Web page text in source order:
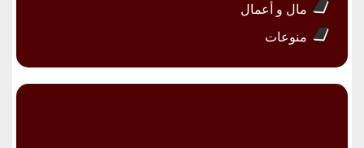
مال و أعمال
منوعات